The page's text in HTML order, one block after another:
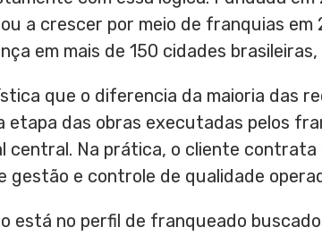
a crescer por meio de franquias
em mais de 150 cidades
que o diferencia da maioria das
etapa das obras executadas pelos
central. Na prática, o cliente
gestão e controle de qualidade
está no perfil de franqueado buscado